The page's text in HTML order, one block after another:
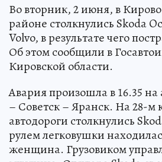
Во вторник, 2 июня, в
районе столкнулись Skoda
Volvo, в результате чего
Об этом сообщили в
Кировской области.
Авария произошла в 16.35 на
– Советск – Яранск. На 28-м
автодороги столкнулись
рулем легковушки
женщина. Грузовиком